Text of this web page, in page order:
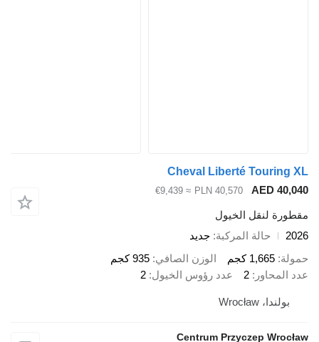
Cheval Liberté
AED
PLN 40,570
≈ €9,439
لنقل الخيول
حالة المركبة جديد
1,665 كجم الوزن الصافي 935 كجم
2 عدد رؤوس الخيول 2
Centrum Przyczep